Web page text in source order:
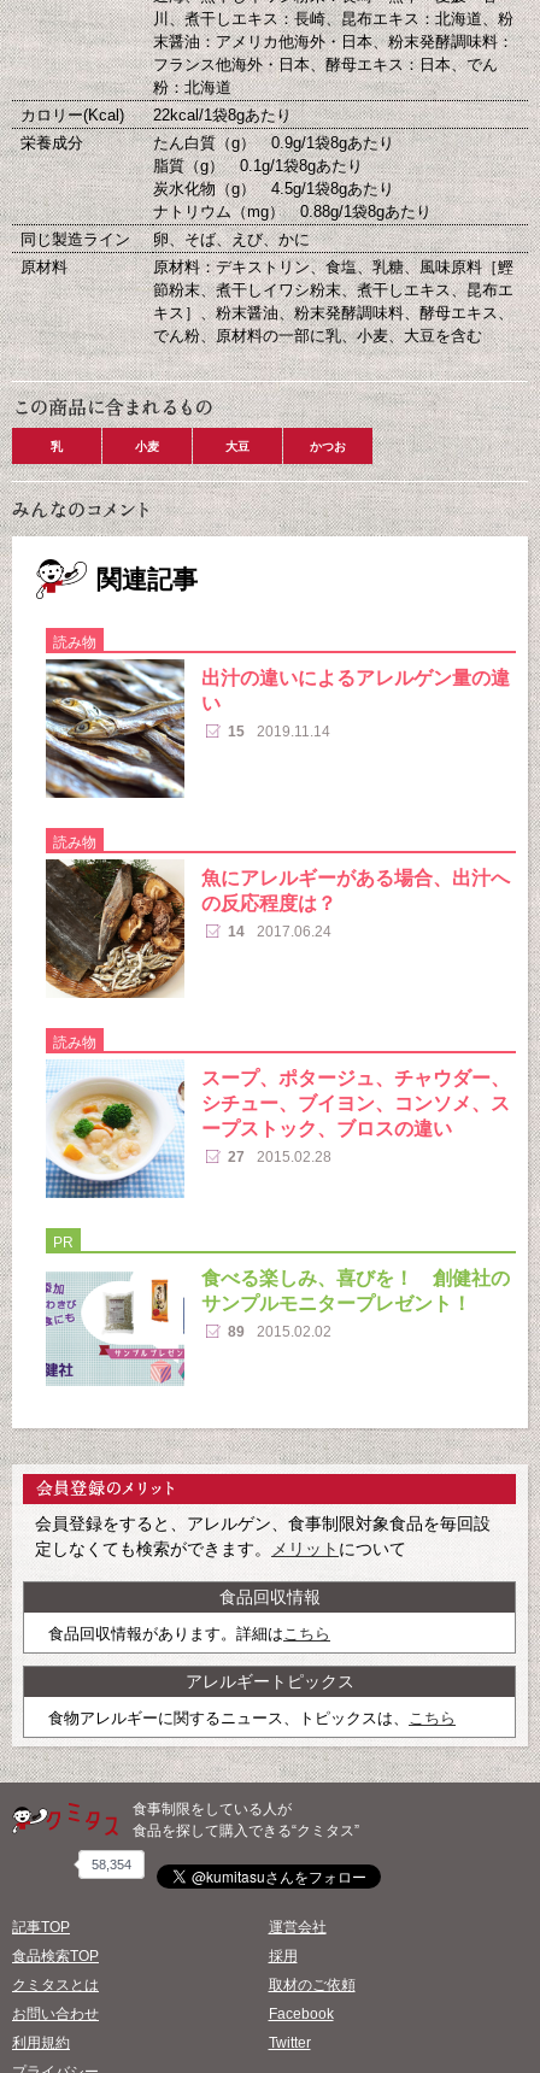
川、煮干しエキス：長崎、昆布エキス：北海道、粉
末醤油：アメリカ他海外・日本、粉末発酵調味料：
フランス他海外・日本、酵母エキス：日本、でん
粉：北海道
カロリー(Kcal)
22kcal/1袋8gあたり
栄養成分
たん白質（g） 0.9g/1袋8gあたり
脂質（g） 0.1g/1袋8gあたり
炭水化物（g） 4.5g/1袋8gあたり
ナトリウム（mg） 0.88g/1袋8gあたり
同じ製造ライン
卵、そば、えび、かに
原材料
原材料：デキストリン、食塩、乳糖、風味原料［鰹
節粉末、煮干しイワシ粉末、煮干しエキス、昆布エ
キス］、粉末醤油、粉末発酵調味料、酵母エキス、
でん粉、原材料の一部に乳、小麦、大豆を含む
乳 小麦 大豆 かつお
関連記事
読み物
出汁の違いによるアレルゲン量の違
い
15 2019.11.14
読み物
魚にアレルギーがある場合、出汁へ
の反応程度は？
14 2017.06.24
読み物
スープ、ポタージュ、チャウダー、
シチュー、ブイヨン、コンソメ、ス
ープストック、ブロスの違い
27 2015.02.28
PR
食べる楽しみ、喜びを！ 創健社の
サンプルモニタープレゼント！
89 2015.02.02
会員登録をすると、アレルゲン、食事制限対象食品を毎回設
定しなくても検索ができます。
メリット について
食品回収情報
食品回収情報があります。詳細はこちら
アレルギートピックス
食物アレルギーに関するニュース、トピックスは、 こちら
食事制限をしている人が
食品を探して購入できる“クミタス”
58,354
記事TOP
食品検索TOP
クミタスとは
お問い合わせ
利用規約
運営会社
採用
取材のご依頼
Facebook
Twitter